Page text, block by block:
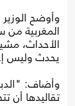
وأوضح
المغربية من
الأحداث،
يحدث وليس
وأضاف:
تقاليدها أن